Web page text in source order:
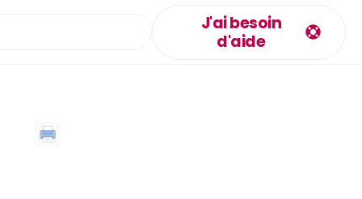
J'ai besoin
d'aide